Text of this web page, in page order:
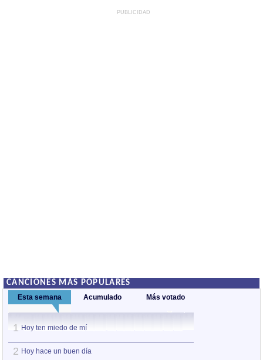
PUBLICIDAD
CANCIONES MÁS POPULARES
Esta semana Acumulado Más votado
1 Hoy ten miedo de mí
2 Hoy hace un buen día